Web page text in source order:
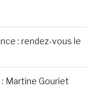
: rendez-vous le
Martine Gouriet